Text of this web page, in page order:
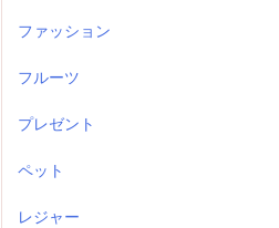
ファッション
フルーツ
プレゼント
ペット
レジャー